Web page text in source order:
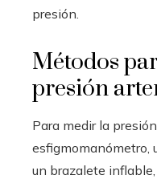
presión.
Métodos
presión
Para medir la
esfigmomanómetro,
un brazalete